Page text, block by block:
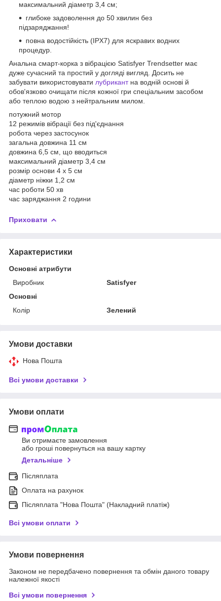
максимальний діаметр 3,4 см;
глибоке задоволення до 50 хвилин без
підзаряджання!
повна водостійкість (IPX7) для яскравих водних
процедур.
Анальна смарт-корка з вібрацією Satisfyer Trendsetter має
дуже сучасний та простий у догляді вигляд. Досить не
забувати використовувати лубрикантна водній основі й
обов'язково очищати після кожної гри спеціальним засобом
або теплою водою з нейтральним милом.
потужний мотор
12 режимів вібрації без під'єднання
робота через застосунок
загальна довжина 11 см
довжина 6,5 см, що вводиться
максимальний діаметр 3,4 см
розмір основи 4 х 5 см
діаметр ніжки 1,2 см
час роботи 50 хв
час заряджання 2 години
Приховати
Характеристики
Основні атрибути
Виробник
Satisfyer
Основні
Колір
Зелений
Умови доставки
Нова Пошта
Всі умови доставки
Умови оплати
Ви отримаєте замовлення
або гроші повернуться на вашу картку
Детальніше
Післяплата
Оплата на рахунок
Післяплата "Нова Пошта" (Накладний платіж)
Всі умови оплати
Умови повернення
Законом не передбачено повернення та обмін даного товару
належної якості
Всі умови повернення